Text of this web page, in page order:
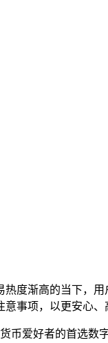
度渐高的当下，
事项，以更安心、
币爱好者的首选数